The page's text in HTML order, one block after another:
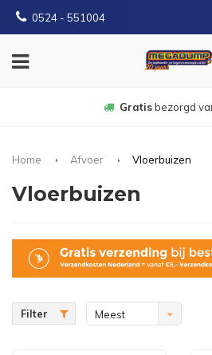
0524 - 551004
Gratisbezorgd
Home Afvoer Vloerbuizen
Vloerbuizen
Filter
Meest